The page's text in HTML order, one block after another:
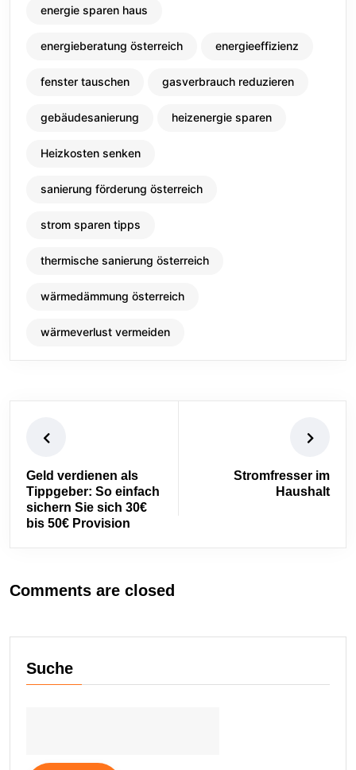
energie sparen haus
energieberatung österreich energieeffizienz
fenster tauschen gasverbrauch reduzieren
gebäudesanierung heizenergie sparen
Heizkosten senken
sanierung förderung österreich
strom sparen tipps
thermische sanierung österreich
wärmedämmung österreich
wärmeverlust vermeiden
Geld verdienen als
Tippgeber: So einfach
sichern Sie sich 30€
bis 50€ Provision
Stromfresser im
Haushalt
Comments are closed
Suche